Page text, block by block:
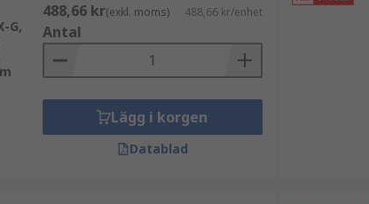
G,
488,66 kr(exkl. moms) 488,66 kr/enhet
Antal
Lägg i korgen
Datablad